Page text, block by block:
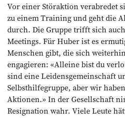
Vor einer Störaktion verabredet
zu einem Training und geht die
durch. Die Gruppe trifft sich
Meetings. Für Huber ist es
Menschen gibt, die sich
engagieren: «Alleine bist du
sind eine Leidensgemeinschaft
Selbsthilfegruppe, aber wir
Aktionen.» In der Gesellschaft
Resignation wahr. Viele Leute